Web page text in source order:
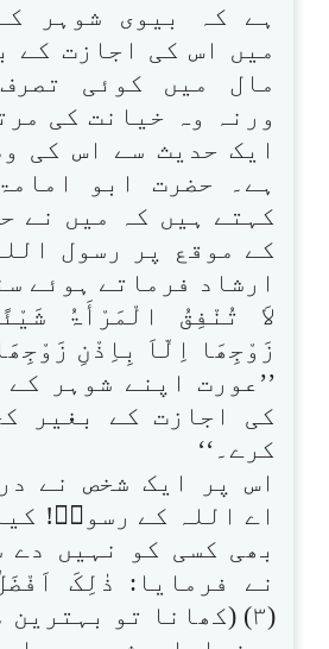
ہے کہ بیوی شوہر
میں اس کی اجازت کے
مال میں کوئی
ورنہ وہ خیانت کی
ایک حدیث سے اس کی
ہے۔ حضرت ابو
کہتے ہیں کہ میں نے
کے موقع پر رسول
ارشاد فرماتے ہوئے
لاَ تُنْفِقُ الْمَرْأَۃُ
زَوْجِھَا اِلّاَ بِاِذْنِ
’’عورت اپنے شوہر
کی اجازت کے بغیر
کرے۔‘‘
اس پر ایک شخص نے
اے اللہ کے رسولؐ!
بھی کسی کو نہیں
نے فرمایا: ذٰلِکَ
(۳) (کھانا تو بہترین مال ہے۔)